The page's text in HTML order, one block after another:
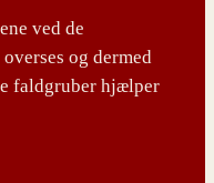
ved de
og dermed
faldgruber hjælper